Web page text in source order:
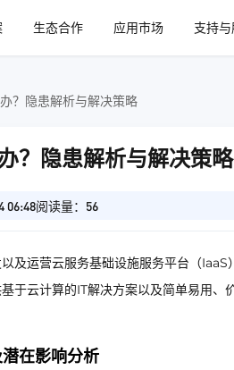
生态合作 应用市场 支持
？隐患解析与解决策略
？隐患解析与解决策略
06:48阅读量：56
及运营云服务基础设施服务平台（
于云计算的IT解决方案以及简单易用、
在影响分析